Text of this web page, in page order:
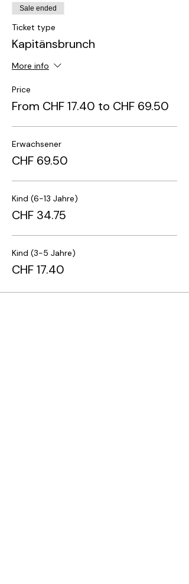
Sale ended
Ticket type
Kapitänsbrunch
More info
Price
From CHF 17.40 to CHF 69.50
Erwachsener
CHF 69.50
Kind (6-13 Jahre)
CHF 34.75
Kind (3-5 Jahre)
CHF 17.40